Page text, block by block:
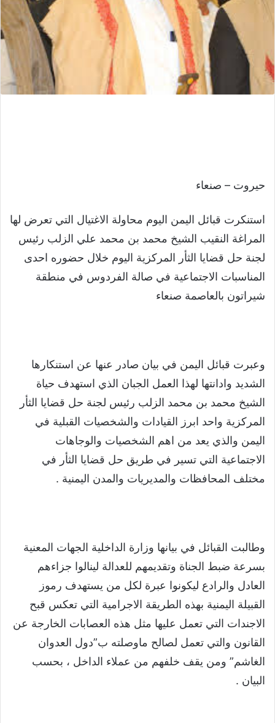
حيروت – صنعاء
استنكرت قبائل اليمن اليوم محاولة الاغتيال التي تعرض لها
المراغة النقيب الشيخ محمد بن محمد علي الزلب رئيس
لجنة حل قضايا الثأر المركزية اليوم خلال حضوره احدى
المناسبات الاجتماعية في صالة الفردوس في منطقة
شيراتون بالعاصمة صنعاء
وعبرت قبائل اليمن في بيان صادر عنها عن استنكارها
الشديد وادانتها لهذا العمل الجبان الذي استهدف حياة
الشيخ محمد بن محمد الزلب رئيس لجنة حل قضايا الثأر
المركزية واحد ابرز القيادات والشخصيات القبلية في
اليمن والذي يعد من اهم الشخصيات والوجاهات
الاجتماعية التي تسير في طريق حل قضايا الثأر في
مختلف المحافظات والمديريات والمدن اليمنية .
وطالبت القبائل في بيانها وزارة الداخلية الجهات المعنية
بسرعة ضبط الجناة وتقديمهم للعدالة لينالوا جزاءهم
العادل والرادع ليكونوا عبرة لكل من يستهدف رموز
القبيلة اليمنية بهذه الطريقة الاجرامية التي تعكس قبح
الاجندات التي تعمل عليها مثل هذه العصابات الخارجة عن
القانون والتي تعمل لصالح ماوصلته ب”دول العدوان
الغاشم” ومن يقف خلفهم من عملاء الداخل ، بحسب
البيان .